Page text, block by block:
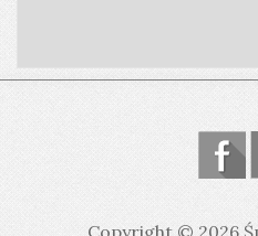
Copyright © 2026